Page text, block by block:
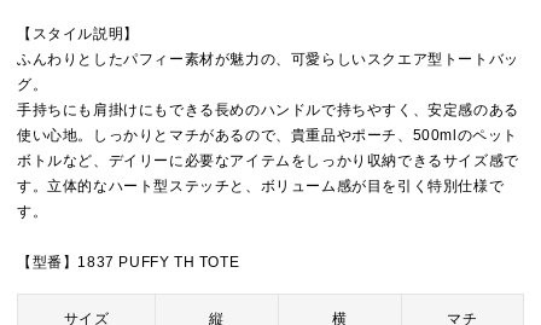
【スタイル説明】
ふんわりとしたパフィー素材が魅力の、可愛らしいスクエア型トートバッ
グ。
手持ちにも肩掛けにもできる長めのハンドルで持ちやすく、安定感のある
使い心地。しっかりとマチがあるので、貴重品やポーチ、500mlのペット
ボトルなど、デイリーに必要なアイテムをしっかり収納できるサイズ感で
す。立体的なハート型ステッチと、ボリューム感が目を引く特別仕様で
す。
【型番】1837 PUFFY TH TOTE
サイズ 縦 横 マチ